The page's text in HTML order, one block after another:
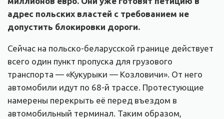
адрес польских властей с требованием не
допустить блокировки дороги.
Сейчас на польско-беларусской границе действует
всего один пункт пропуска для грузового
транспорта — «Кукурыки — Козловичи». От него
автомобили идут по 68-й трассе. Протестующие
намерены перекрыть её перед въездом в
автомобильный терминал. Таким образом,